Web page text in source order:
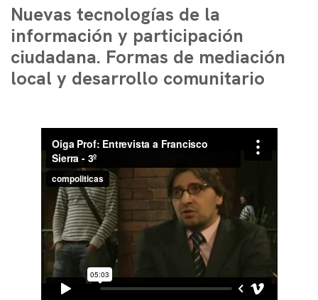
Nuevas tecnologías de la
información y participación
ciudadana. Formas de mediación
local y desarrollo comunitario